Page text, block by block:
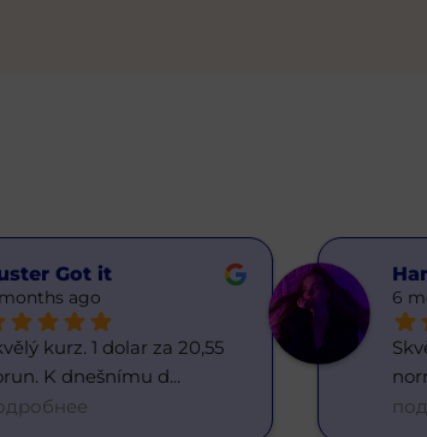
Daria ua
6 months ago
Občas chodím do této
směnárny, líbí se mi, že tu
подробнее